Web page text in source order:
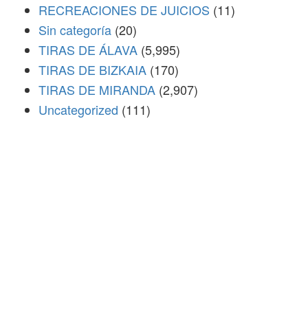
RECREACIONES DE JUICIOS (11)
Sin categoría (20)
TIRAS DE ÁLAVA (5,995)
TIRAS DE BIZKAIA (170)
TIRAS DE MIRANDA (2,907)
Uncategorized (111)